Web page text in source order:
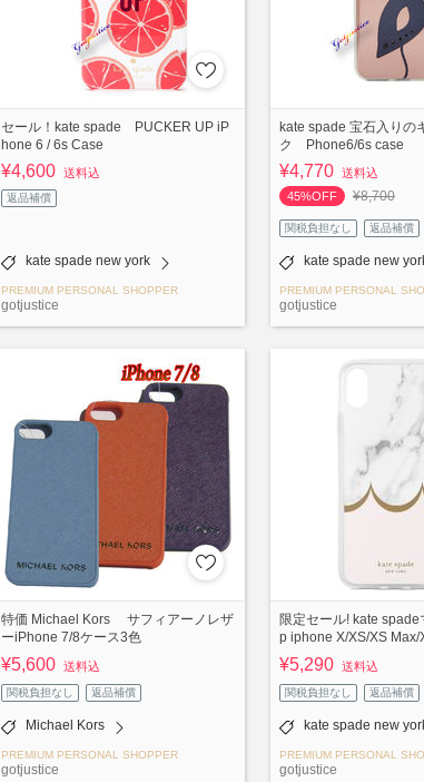
セール！kate spade PUCKER UP iP
hone 6 / 6s Case
¥4,600 送料込
返品補償
kate spade new york
PREMIUM PERSONAL SHOPPER
gotjustice
kate spade 宝石入りの
ク Phone6/6s case
¥4,770 送料込
45%OFF
¥8,700
関税負担なし 返品補償
kate spade new
PREMIUM PERSONAL
gotjustice
特価 Michael Kors サフィアーノレザ
ーiPhone 7/8ケース3色
¥5,600 送料込
関税負担なし 返品補償
Michael Kors
PREMIUM PERSONAL SHOPPER
gotjustice
限定セール! kate
p iphone X/XS/XS Max/
¥5,290 送料込
関税負担なし 返品補償
kate spade new
PREMIUM PERSONAL
gotjustice